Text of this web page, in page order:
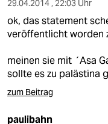
29.04.2014 , 22:03 Uhr
ok, das statement
veröffentlicht worden
meinen sie mit ´Asa
sollte es zu palästina
zum Beitrag
paulibahn